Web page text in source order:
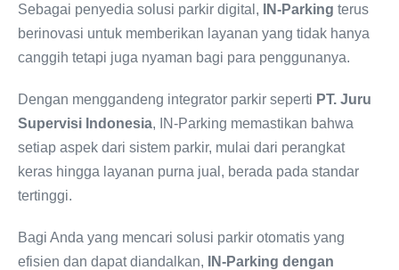
Sebagai penyedia solusi parkir digital, IN-Parking terus
berinovasi untuk memberikan layanan yang tidak hanya
canggih tetapi juga nyaman bagi para penggunanya.
Dengan menggandeng integrator parkir seperti PT. Juru
Supervisi Indonesia, IN-Parking memastikan bahwa
setiap aspek dari sistem parkir, mulai dari perangkat
keras hingga layanan purna jual, berada pada standar
tertinggi.
Bagi Anda yang mencari solusi parkir otomatis yang
efisien dan dapat diandalkan,
IN-Parking dengan